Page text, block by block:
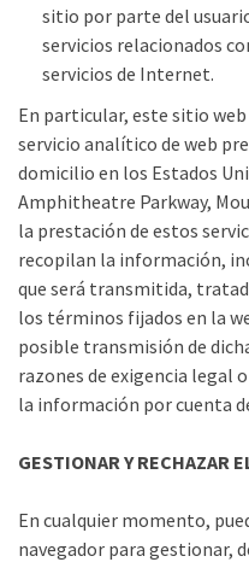
sitio por parte del
servicios relacionados
servicios de Internet.
En particular, este sitio
servicio analítico de web
domicilio en los Estados
Amphitheatre Parkway,
la prestación de estos
recopilan la información,
que será transmitida,
los términos fijados en la
posible transmisión de
razones de exigencia legal
la información por cuenta
GESTIONAR Y RECHAZAR
En cualquier momento,
navegador para gestionar,